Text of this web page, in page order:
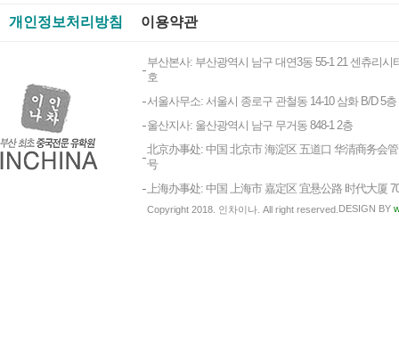
개인정보처리방침 이용약관
부산본사: 부산광역시 남구 대연3동 55-1 21 센츄리시
호
서울사무소: 서울시 종로구 관철동 14-10 삼화 B/D 5층
울산지사: 울산광역시 남구 무거동 848-1 2층
北京办事处: 中国 北京市 海淀区 五道口 华清商务会管
号
上海办事处: 中国 上海市 嘉定区 宜悬公路 时代大厦
Copyright 2018. 인차이나. All right reserved. DESIGN BY